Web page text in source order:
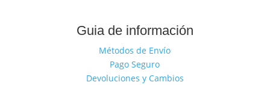
Guia de información
Métodos de Envío
Pago Seguro
Devoluciones y Cambios